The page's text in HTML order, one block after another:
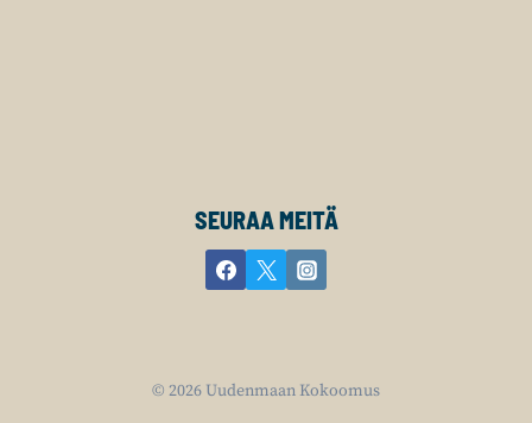
SEURAA MEITÄ
© 2026 Uudenmaan Kokoomus